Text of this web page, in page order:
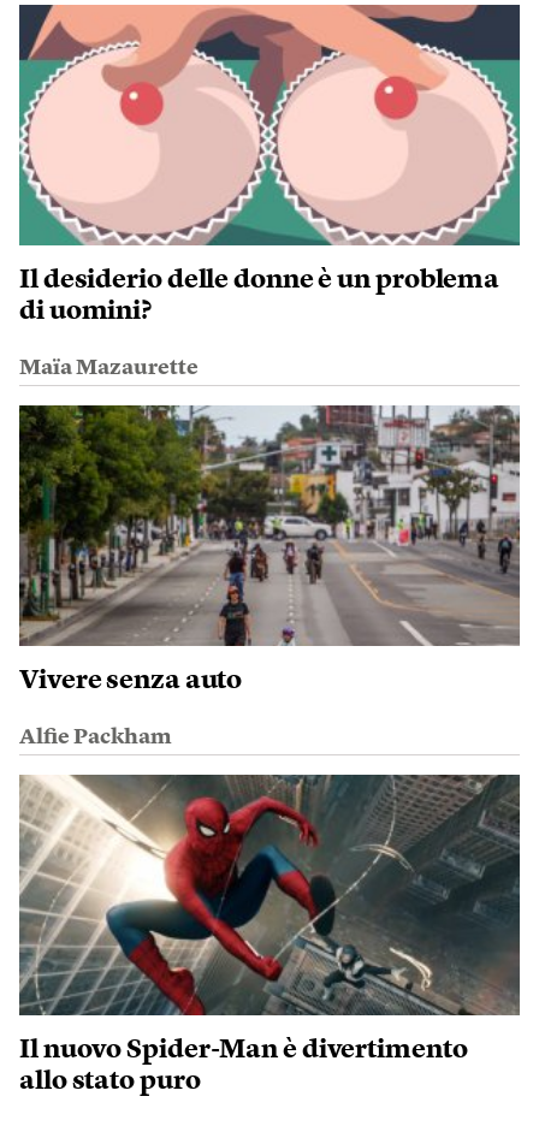
Il desiderio delle donne è un problema
di uomini?
Maïa Mazaurette
Vivere senza auto
Alfie Packham
Il nuovo Spider-Man è divertimento
allo stato puro